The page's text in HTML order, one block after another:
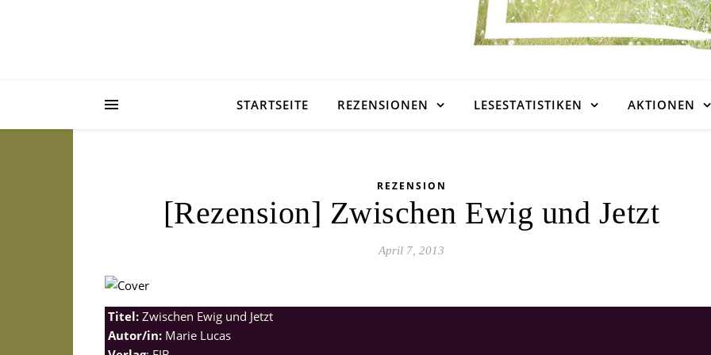
STARTSEITE REZENSIONEN LESESTATISTIKEN AKTIONEN
REZENSION
[Rezension] Zwischen Ewig und Jetzt
April 7, 2013
Titel: Zwischen Ewig und Jetzt
Autor/in: Marie Lucas